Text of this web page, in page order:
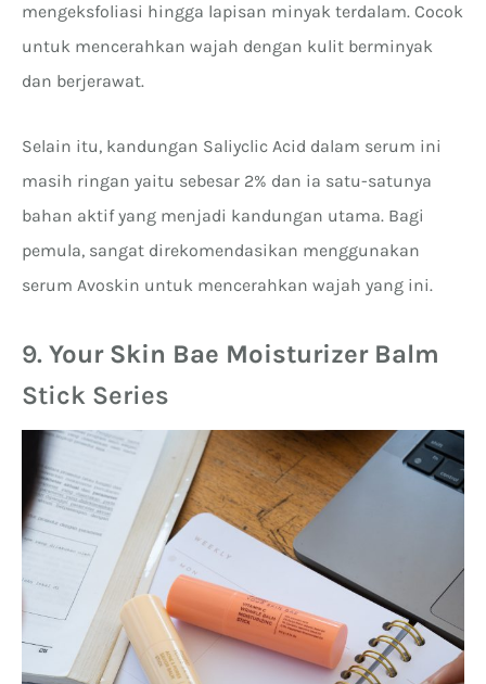
mengeksfoliasi hingga lapisan minyak terdalam. Cocok
untuk mencerahkan wajah dengan kulit berminyak
dan berjerawat.
Selain itu, kandungan Saliyclic Acid dalam serum ini
masih ringan yaitu sebesar 2% dan ia satu-satunya
bahan aktif yang menjadi kandungan utama. Bagi
pemula, sangat direkomendasikan menggunakan
serum Avoskin untuk mencerahkan wajah yang ini.
9. Your Skin Bae Moisturizer Balm
Stick Series